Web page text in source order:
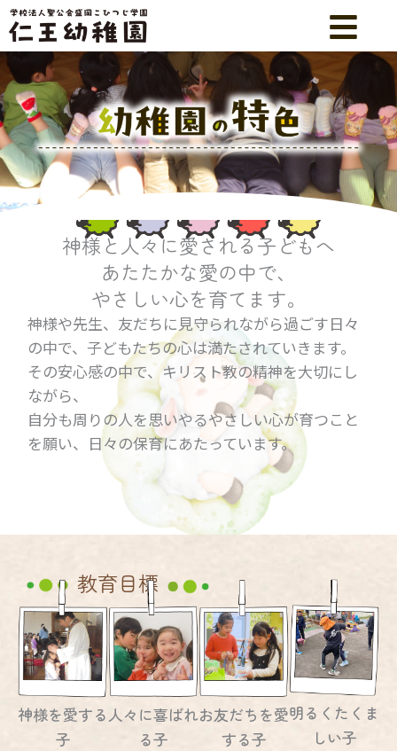
内
容
を
ス
キ
ッ
プ
神様と人々に愛される子どもへ
あたたかな愛の中で、
やさしい心を育てます。
神様や先生、友だちに見守られながら過ごす日々
の中で、 子どもたちの心は満たされていきます。
その安心感の中で、キリスト教の精神を大切にし
ながら、
自分も周りの人を思いやるやさしい心が育つこと
を願い、日々の保育にあたっています。
教育目標
神様を愛する
子
人々に喜ばれ
る子
お友だちを愛
する子
明るくたくま
しい子